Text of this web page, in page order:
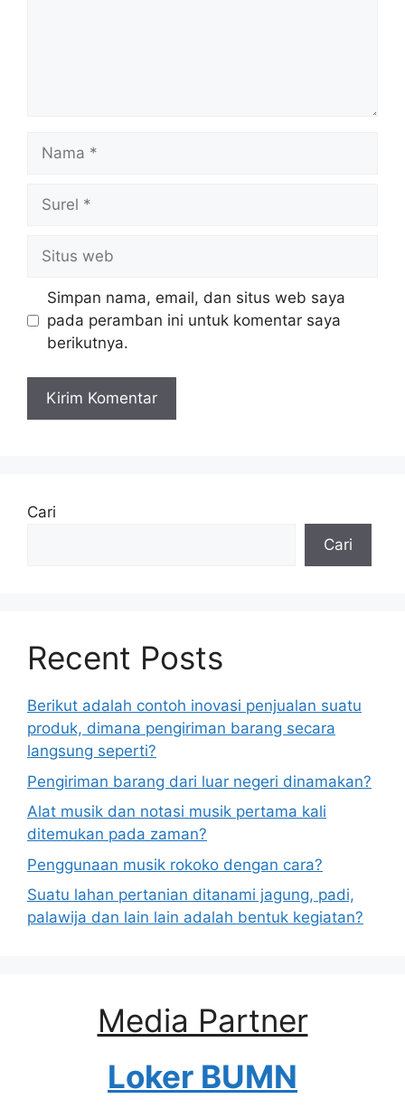
web
Simpan nama, email, dan situs web saya
pada peramban ini untuk komentar saya
berikutnya.
Cari
Cari
Recent Posts
Berikut adalah contoh inovasi penjualan suatu
produk, dimana pengiriman barang secara
langsung seperti?
Pengiriman barang dari luar negeri dinamakan?
Alat musik dan notasi musik pertama kali
ditemukan pada zaman?
Penggunaan musik rokoko dengan cara?
Suatu lahan pertanian ditanami jagung, padi,
palawija dan lain lain adalah bentuk kegiatan?
Media Partner
Loker BUMN